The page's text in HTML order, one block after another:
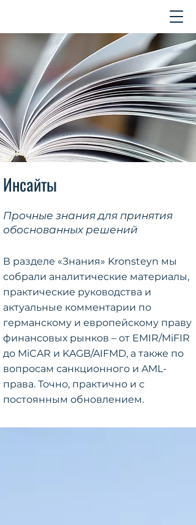
Инсайты
Прочные знания для принятия
обоснованных решений
В разделе «Знания» Kronsteyn мы
собрали аналитические материалы,
практические руководства и
актуальные комментарии по
германскому и европейскому праву
финансовых рынков – от EMIR/MiFIR
до MiCAR и KAGB/AIFMD, а также по
вопросам санкционного и AML-
права. Точно, практично и с
постоянным обновлением.